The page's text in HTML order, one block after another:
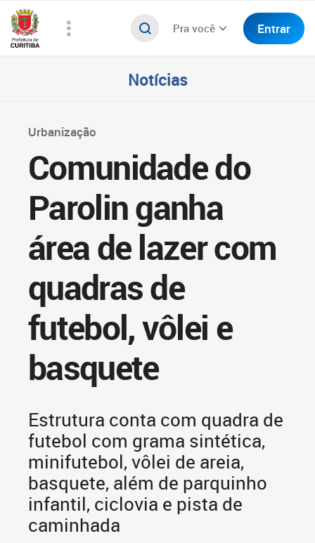
Pra você Entrar
Notícias
Urbanização
Comunidade do
Parolin ganha
área de lazer com
quadras de
futebol, vôlei e
basquete
Estrutura conta com quadra de
futebol com grama sintética,
minifutebol, vôlei de areia,
basquete, além de parquinho
infantil, ciclovia e pista de
caminhada